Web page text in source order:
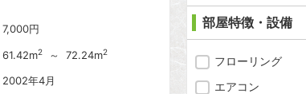
7,000円
61.42m2 ～ 72.24m2
2002年4月
部屋特徴・設備
フローリング
エアコン